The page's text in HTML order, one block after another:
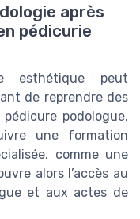
après
pédicurie
esthétique peut
de reprendre des
podologue.
une formation
comme une
alors l’accès au
et aux actes de